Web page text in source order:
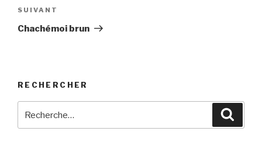
Article
suivant
SUIVANT
Chachémoi brun
RECHERCHER
pour